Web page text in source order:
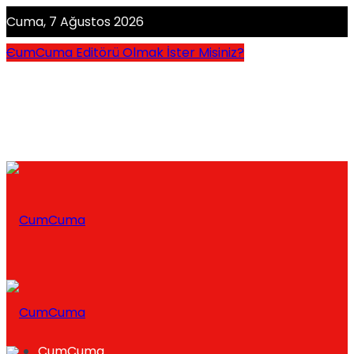
Cuma, 7 Ağustos 2026
CumCuma Editörü Olmak İster Misiniz?